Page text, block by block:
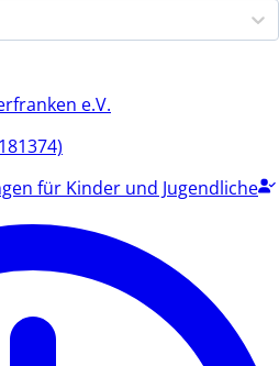
e.V.
für Kinder und Jugendliche